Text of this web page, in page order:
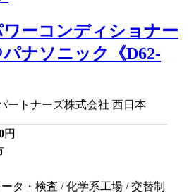
ーコンディショナー
ナソニック《D62-
ートナーズ株式会社 西日本
円
タ・検査 / 化学系工場 / 交替制